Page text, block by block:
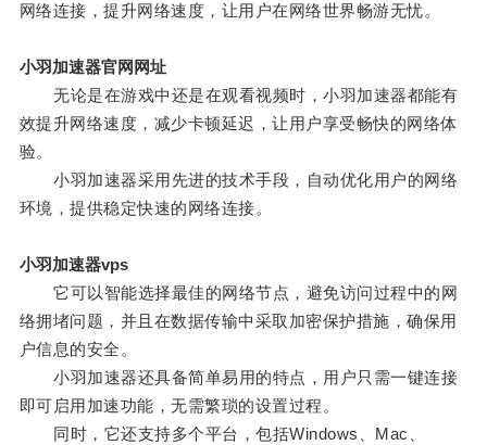
网络连接，提升网络速度，让用户在网络世界畅游无忧。
小羽加速器官网网址
无论是在游戏中还是在观看视频时，小羽加速器都能有
效提升网络速度，减少卡顿延迟，让用户享受畅快的网络体
验。
小羽加速器采用先进的技术手段，自动优化用户的网络
环境，提供稳定快速的网络连接。
小羽加速器vps
它可以智能选择最佳的网络节点，避免访问过程中的网
络拥堵问题，并且在数据传输中采取加密保护措施，确保用
户信息的安全。
小羽加速器还具备简单易用的特点，用户只需一键连接
即可启用加速功能，无需繁琐的设置过程。
同时，它还支持多个平台，包括Windows、Mac、